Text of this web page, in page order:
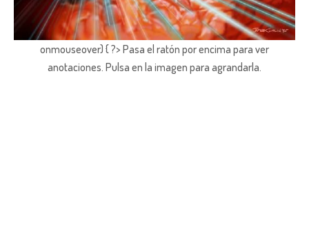
onmouseover) { ?> Pasa el ratón por encima para ver
anotaciones. Pulsa en la imagen para agrandarla.